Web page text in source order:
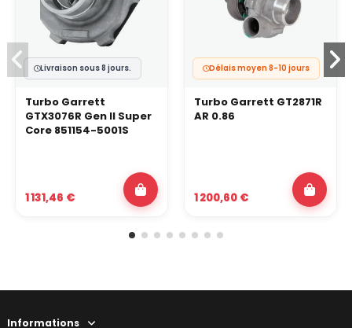
Livraison sous 8 jours.
Turbo Garrett
GTX3076R Gen II Super
Core 851154-5001S
1 131,46 €
Délais moyen 8-10 jours
Turbo Garrett GT2871R
AR 0.86
1 200,60 €
Informations